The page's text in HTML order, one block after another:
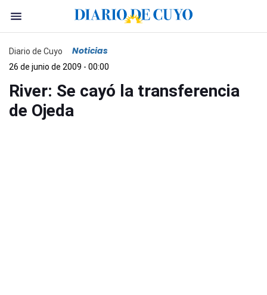
Diario de Cuyo Noticias
26 de junio de 2009 - 00:00
River: Se cayó la transferencia
de Ojeda